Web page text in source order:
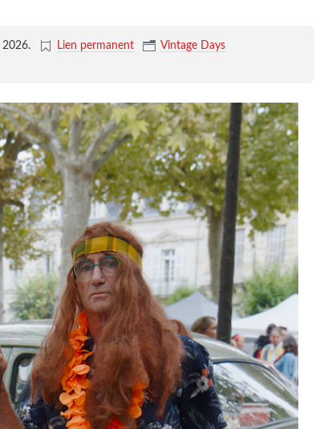
2026. Lien permanent
Vintage Days